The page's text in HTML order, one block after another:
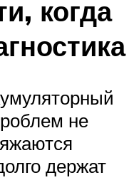
когда
не
держат